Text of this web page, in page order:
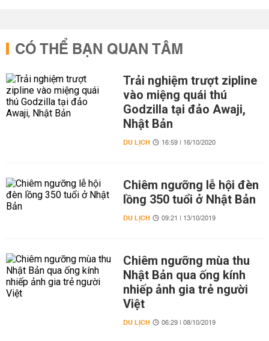
CÓ THỂ BẠN QUAN TÂM
Trải nghiệm trượt zipline
vào miệng quái thú
Godzilla tại đảo Awaji,
Nhật Bản
DU LỊCH 16:59 | 16/10/2020
Chiêm ngưỡng lễ hội đèn
lồng 350 tuổi ở Nhật Bản
DU LỊCH 09:21 | 13/10/2019
Chiêm ngưỡng mùa thu
Nhật Bản qua ống kính
nhiếp ảnh gia trẻ người
Việt
DU LỊCH 06:29 | 08/10/2019